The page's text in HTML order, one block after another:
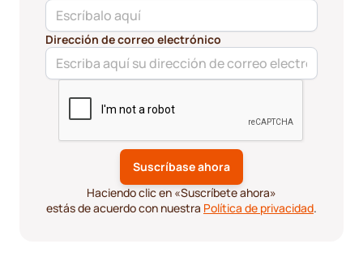
Dirección de correo electrónico
Haciendo clic en «Suscríbete ahora»
estás de acuerdo con nuestra Política de privacidad.